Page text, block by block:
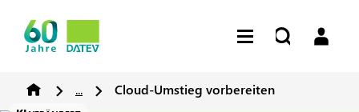
... Cloud-Umstieg vorbereiten